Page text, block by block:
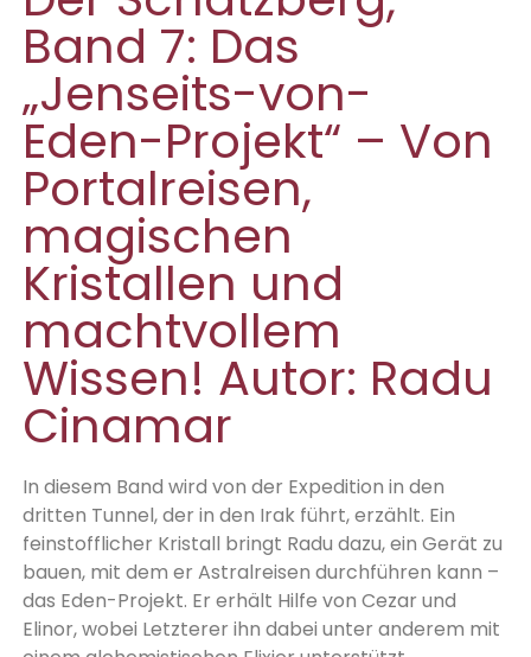
Band 7: Das
„Jenseits-von-
Eden-Projekt“ – Von
Portalreisen,
magischen
Kristallen und
machtvollem
Wissen! Autor: Radu
Cinamar
In diesem Band wird von der Expedition in den
dritten Tunnel, der in den Irak führt, erzählt. Ein
feinstofflicher Kristall bringt Radu dazu, ein Gerät zu
bauen, mit dem er Astralreisen durchführen kann –
das Eden-Projekt. Er erhält Hilfe von Cezar und
Elinor, wobei Letzterer ihn dabei unter anderem mit